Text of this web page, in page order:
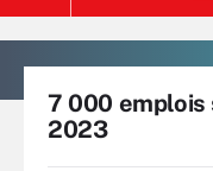
7 000 emplois
2023